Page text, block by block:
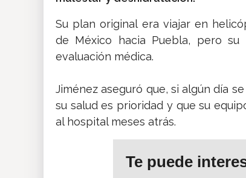
Su plan original era viajar en
de México hacia Puebla, pero
evaluación médica.
Jiménez aseguró que, si algún día
su salud es prioridad y que su
al hospital meses atrás.
Te puede